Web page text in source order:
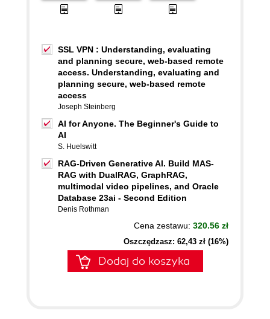
SSL VPN : Understanding, evaluating
and planning secure, web-based remote
access. Understanding, evaluating and
planning secure, web-based remote
access
Joseph Steinberg
AI for Anyone. The Beginner's Guide to
AI
S. Huelswitt
RAG-Driven Generative AI. Build MAS-
RAG with DualRAG, GraphRAG,
multimodal video pipelines, and Oracle
Database 23ai - Second Edition
Denis Rothman
Cena zestawu: 320.56 zł
Oszczędzasz: 62,43 zł (16%)
Dodaj do koszyka